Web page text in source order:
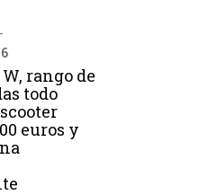
rango de
todo
euros y